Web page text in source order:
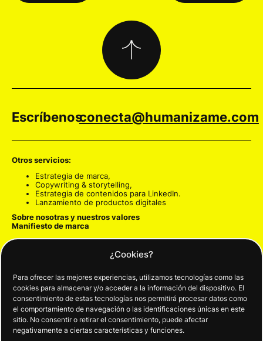
¿Cookies?
Para ofrecer las mejores experiencias, utilizamos tecnologías como las
cookies para almacenar y/o acceder a la información del dispositivo. El
consentimiento de estas tecnologías nos permitirá procesar datos como
el comportamiento de navegación o las identificaciones únicas en este
sitio. No consentir o retirar el consentimiento, puede afectar
negativamente a ciertas características y funciones.
Escríbenosconecta@humanizame.com
Otros servicios:
Estrategia de marca,
Copywriting & storytelling,
Estrategia de contenidos para LinkedIn.
Lanzamiento de productos digitales
Sobre nosotras y nuestros valores
Manifiesto de marca
-> Para que te reconozcan
encuentren
Copywriting y storytelling-> Para conectar y persuadir
Embudos de venta-> Para que te compren
Estrategia para RRSS-> Para guiar y crear comunidad
Formulario de contacto